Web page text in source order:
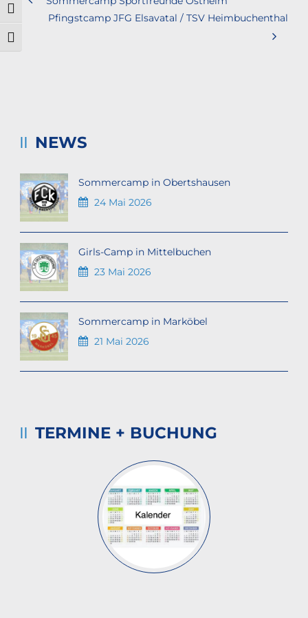
Umschalten auf hohe Kontraste
Schrift vergrößern
Pfingstcamp JFG Elsavatal / TSV Heimbuchenthal
NEWS
Sommercamp in Obertshausen
24 Mai 2026
Girls-Camp in Mittelbuchen
23 Mai 2026
Sommercamp in Marköbel
21 Mai 2026
TERMINE + BUCHUNG